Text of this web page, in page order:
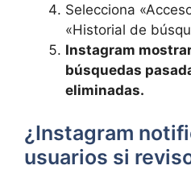
Selecciona
«Historial de
Instagram
búsquedas
eliminadas.
¿Instagram
usuarios si